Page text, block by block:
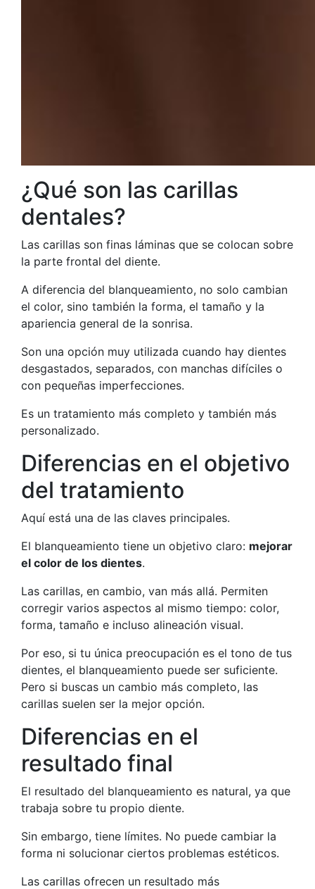
¿Qué son las carillas
dentales?
Las carillas son finas láminas que se colocan sobre
la parte frontal del diente.
A diferencia del blanqueamiento, no solo cambian
el color, sino también la forma, el tamaño y la
apariencia general de la sonrisa.
Son una opción muy utilizada cuando hay dientes
desgastados, separados, con manchas difíciles o
con pequeñas imperfecciones.
Es un tratamiento más completo y también más
personalizado.
Diferencias en el objetivo
del tratamiento
Aquí está una de las claves principales.
El blanqueamiento tiene un objetivo claro: mejorar
el color de los dientes.
Las carillas, en cambio, van más allá. Permiten
corregir varios aspectos al mismo tiempo: color,
forma, tamaño e incluso alineación visual.
Por eso, si tu única preocupación es el tono de tus
dientes, el blanqueamiento puede ser suficiente.
Pero si buscas un cambio más completo, las
carillas suelen ser la mejor opción.
Diferencias en el
resultado final
El resultado del blanqueamiento es natural, ya que
trabaja sobre tu propio diente.
Sin embargo, tiene límites. No puede cambiar la
forma ni solucionar ciertos problemas estéticos.
Las carillas ofrecen un resultado más